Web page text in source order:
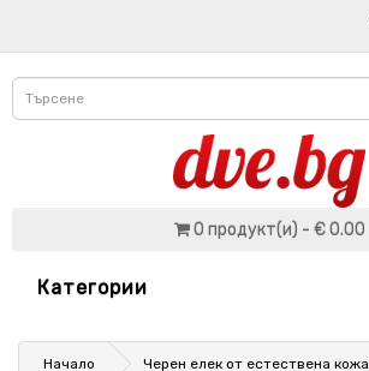
0 продукт(и) - € 0.00
Категории
Начало Черен елек от естествена кожа